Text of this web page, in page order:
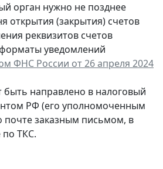
орган нужно не позднее
открытия (закрытия) счетов
реквизитов счетов
уведомлений
ФНС России от 26 апреля 2024
направлено в налоговый
РФ (его уполномоченным
почте заказным письмом, в
ТКС.